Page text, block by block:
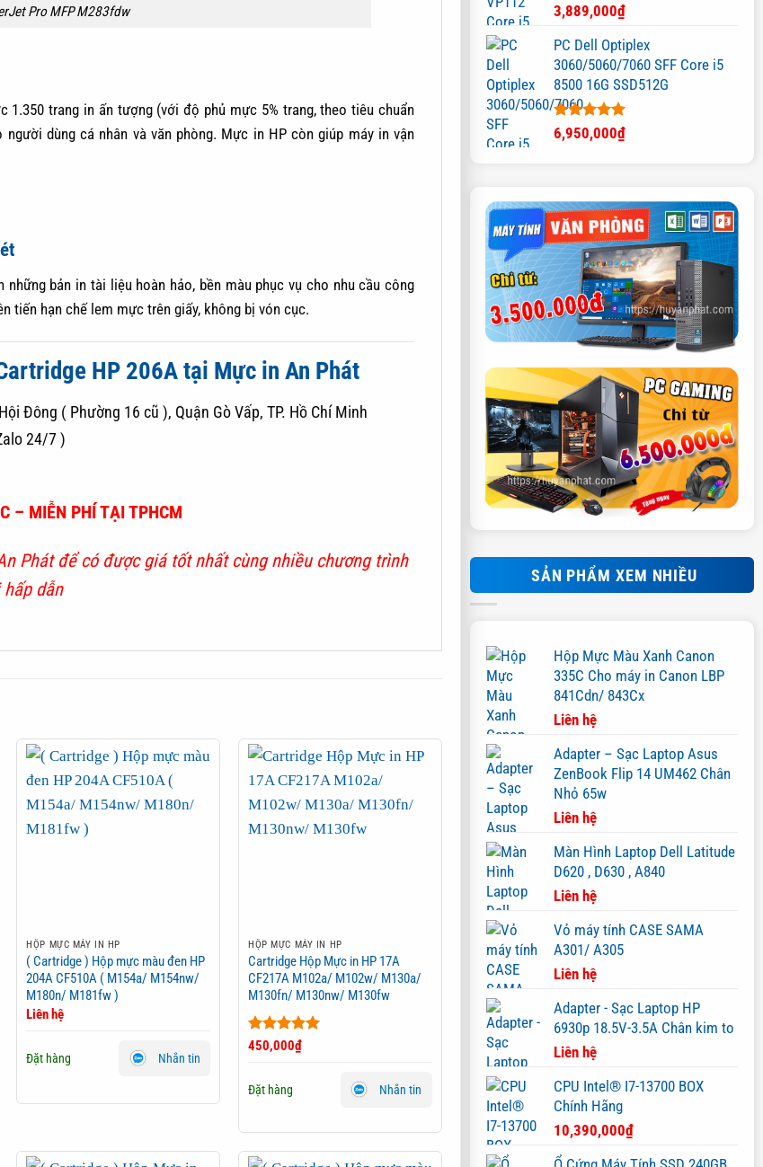
Được xếp
hạng 5.00
5 sao
3,889,000₫
PC Dell Optiplex
3060/5060/7060 SFF Core i5
8500 16G SSD512G
Được xếp
hạng 5.00
6,950,000₫
SẢN PHẨM XEM NHIỀU
Hộp Mực Màu Xanh Canon
335C Cho máy in Canon LBP
841Cdn/ 843Cx
Liên hệ
Adapter – Sạc Laptop Asus
ZenBook Flip 14 UM462 Chân
Nhỏ 65w
Liên hệ
Màn Hình Laptop Dell Latitude
D620 , D630 , A840
Liên hệ
Vỏ máy tính CASE SAMA
A301/ A305
Liên hệ
Adapter - Sạc Laptop HP
6930p 18.5V-3.5A Chân kim to
Liên hệ
CPU Intel® I7-13700 BOX
Chính Hãng
10,390,000₫
Pro MFP M283fdw
1.350 trang in ấn tượng (với độ phủ mực 5% trang, theo tiêu chuẩn
dùng cá nhân và văn phòng. Mực in HP còn giúp máy in vận
bản in tài liệu hoàn hảo, bền màu phục vụ cho nhu cầu công
tiến hạn chế lem mực trên giấy, không bị vón cục.
HP 206A tại Mực in An Phát
Đông ( Phường 16 cũ ), Quận Gò Vấp, TP. Hồ Chí Minh
24/7 )
– MIỄN PHÍ TẠI TPHCM
Phátđể có được giá tốt nhất cùng nhiều chương trình
dẫn
HỘP MỰC MÁY IN HP
( Cartridge ) Hộp mực màu đen HP
204A CF510A ( M154a/ M154nw/
M180n/ M181fw )
Liên hệ
Đặt hàng Nhắn tin
HỘP MỰC MÁY IN HP
Cartridge Hộp Mực in HP 17A
CF217A M102a/ M102w/ M130a/
M130fn/ M130nw/ M130fw
Được xếp
5
450,000₫
Đặt hàng Nhắn tin